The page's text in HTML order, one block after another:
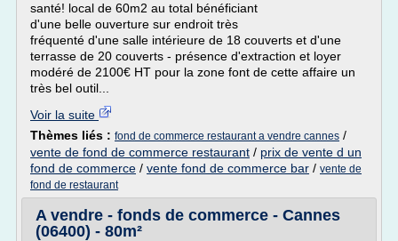
santé! local de 60m2 au total bénéficiant
d'une belle ouverture sur endroit très
fréquenté d'une salle intérieure de 18 couverts et d'une
terrasse de 20 couverts - présence d'extraction et loyer
modéré de 2100€ HT pour la zone font de cette affaire un
très bel outil...
Voir la suite
Thèmes liés : fond de commerce restaurant a vendre cannes /
vente de fond de commerce restaurant / prix de vente d un
fond de commerce / vente fond de commerce bar / vente de
fond de restaurant
A vendre - fonds de commerce - Cannes
(06400) - 80m²